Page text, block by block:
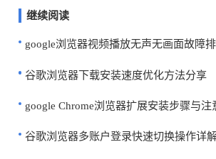
继续阅读
google浏览器视频播放无声无画面故障
谷歌浏览器下载安装速度优化方法分享
google Chrome浏览器扩展安装步骤与注
谷歌浏览器多账户登录快速切换操作详